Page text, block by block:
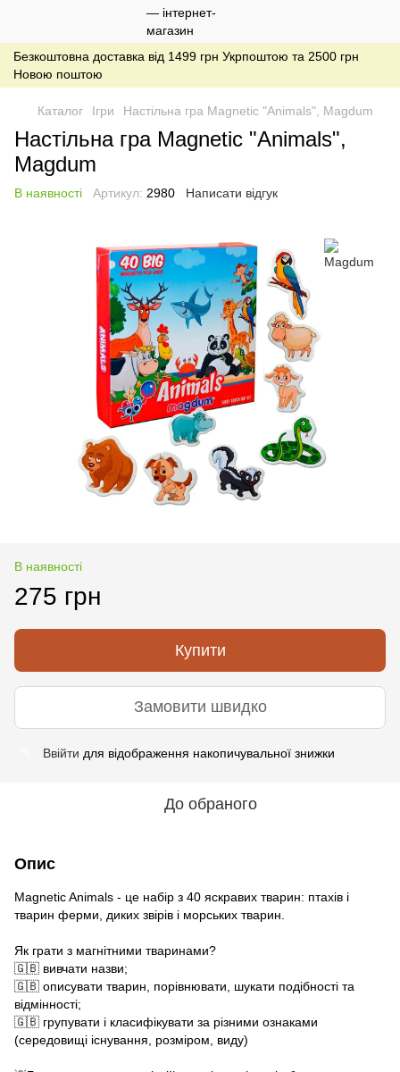
Безкоштовна доставка від 1499 грн Укрпоштою та 2500 грн
Новою поштою
Каталог Ігри Настільна гра Magnetic "Animals", Magdum
Настільна гра Magnetic "Animals",
Magdum
В наявності Артикул: 2980 Написати відгук
В наявності
275 грн
Купити
Замовити швидко
Ввійти для відображення накопичувальної знижки
До обраного
Опис
Magnetic Animals - це набір з 40 яскравих тварин: птахів і
тварин ферми, диких звірів і морських тварин.
Як грати з магнітними тваринами?
🇬🇧 вивчати назви;
🇬🇧 описувати тварин, порівнювати, шукати подібності та
відмінності;
🇬🇧 групувати і класифікувати за різними ознаками
(середовищі існування, розміром, виду)